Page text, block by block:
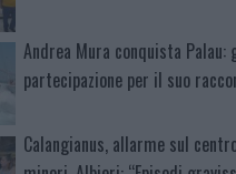
Andrea Mura conquista Palau:
partecipazione per il suo
Calangianus, allarme sul